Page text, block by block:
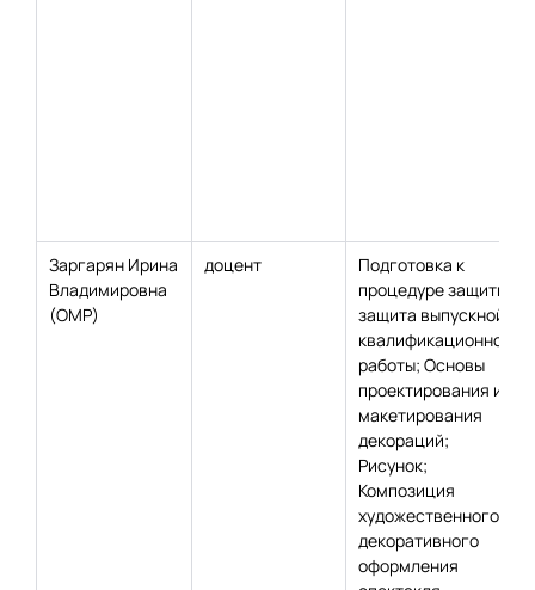
Заргарян Ирина
Владимировна
(ОМР)
доцент
Подготовка к
процедуре защиты и
защита выпускной
квалификационной
работы; Основы
проектирования и
макетирования
декораций;
Рисунок;
Композиция
художественного
декоративного
оформления